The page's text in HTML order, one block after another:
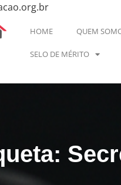
HOME QUEM
SELO DE MÉRITO